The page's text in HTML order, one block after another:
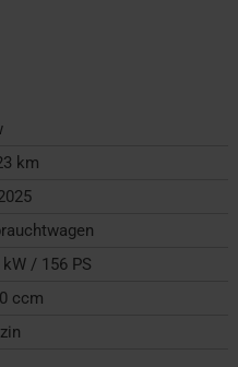
km
kW / 156 PS
ccm